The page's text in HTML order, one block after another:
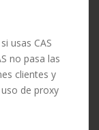
usas CAS
no pasa las
clientes y
de proxy